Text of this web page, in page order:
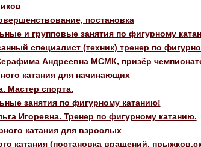
постановка
и групповые занятия по фигурному
специалист (техник) тренер по
Андреевна МСМК, призёр
катания для начинающих
Мастер спорта.
занятия по фигурному катанию!
Игоревна. Тренер по фигурному катанию.
катания для взрослых
катания (постановка вращений,